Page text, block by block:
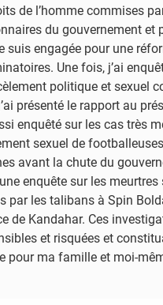
de l’homme commises
du gouvernement et
suis engagée pour une
Une fois, j’ai
politique et sexuel
présenté le rapport au
enquêté sur les cas très
sexuel de
avant la chute du
enquête sur les
par les talibans à Spin
de Kandahar. Ces
et risquées et
pour ma famille et moi-